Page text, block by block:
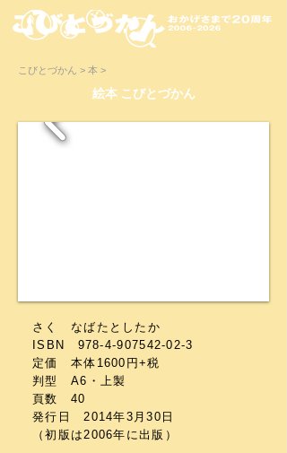
こびとづかん > 本 >
絵本 こびとづかん
さく なばたとしたか
ISBN 978-4-907542-02-3
定価 本体1600円+税
判型 A6・上製
頁数 40
発行日 2014年3月30日
​（初版は2006年に出版）